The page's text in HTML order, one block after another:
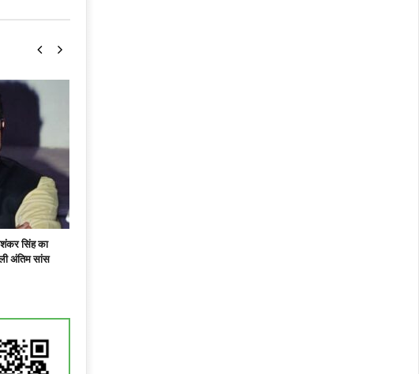
सिंह का
अंतिम सांस